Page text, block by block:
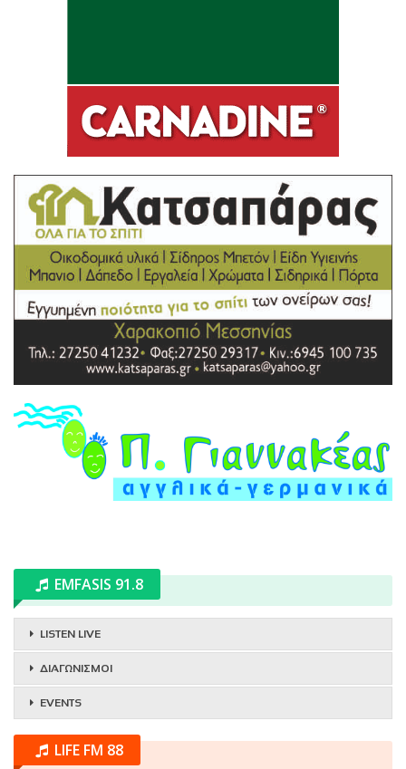
EMFASIS 91.8
LISTEN LIVE
ΔΙΑΓΩΝΙΣΜΟΙ
EVENTS
LIFE FM 88